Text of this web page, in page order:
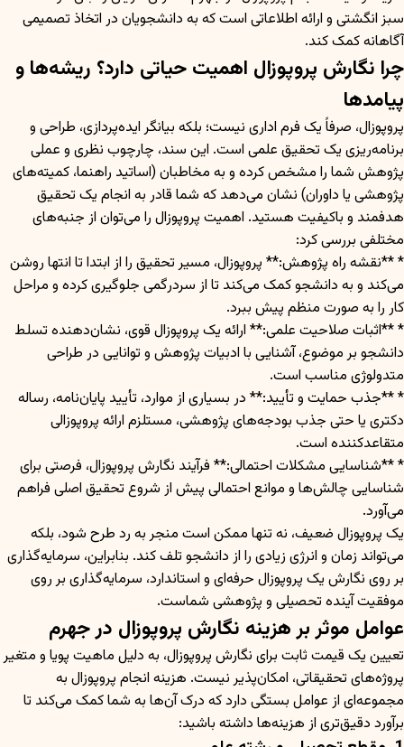
سبز انگشتی و ارائه اطلاعاتی است که به دانشجویان در اتخاذ تصمیمی
آگاهانه کمک کند.
چرا نگارش پروپوزال اهمیت حیاتی دارد؟ ریشه‌ها و
پیامدها
پروپوزال، صرفاً یک فرم اداری نیست؛ بلکه بیانگر ایده‌پردازی، طراحی و
برنامه‌ریزی یک تحقیق علمی است. این سند، چارچوب نظری و عملی
پژوهش شما را مشخص کرده و به مخاطبان (اساتید راهنما، کمیته‌های
پژوهشی یا داوران) نشان می‌دهد که شما قادر به انجام یک تحقیق
هدفمند و باکیفیت هستید. اهمیت پروپوزال را می‌توان از جنبه‌های
مختلفی بررسی کرد:
* **نقشه راه پژوهش:** پروپوزال، مسیر تحقیق را از ابتدا تا انتها روشن
می‌کند و به دانشجو کمک می‌کند تا از سردرگمی جلوگیری کرده و مراحل
کار را به صورت منظم پیش ببرد.
* **اثبات صلاحیت علمی:** ارائه یک پروپوزال قوی، نشان‌دهنده تسلط
دانشجو بر موضوع، آشنایی با ادبیات پژوهش و توانایی در طراحی
متدولوژی مناسب است.
* **جذب حمایت و تأیید:** در بسیاری از موارد، تأیید پایان‌نامه، رساله
دکتری یا حتی جذب بودجه‌های پژوهشی، مستلزم ارائه پروپوزالی
متقاعدکننده است.
* **شناسایی مشکلات احتمالی:** فرآیند نگارش پروپوزال، فرصتی برای
شناسایی چالش‌ها و موانع احتمالی پیش از شروع تحقیق اصلی فراهم
می‌آورد.
یک پروپوزال ضعیف، نه تنها ممکن است منجر به رد طرح شود، بلکه
می‌تواند زمان و انرژی زیادی را از دانشجو تلف کند. بنابراین، سرمایه‌گذاری
بر روی نگارش یک پروپوزال حرفه‌ای و استاندارد، سرمایه‌گذاری بر روی
موفقیت آینده تحصیلی و پژوهشی شماست.
عوامل موثر بر هزینه نگارش پروپوزال در جهرم
تعیین یک قیمت ثابت برای نگارش پروپوزال، به دلیل ماهیت پویا و متغیر
پروژه‌های تحقیقاتی، امکان‌پذیر نیست. هزینه انجام پروپوزال به
مجموعه‌ای از عوامل بستگی دارد که درک آن‌ها به شما کمک می‌کند تا
برآورد دقیق‌تری از هزینه‌ها داشته باشید: